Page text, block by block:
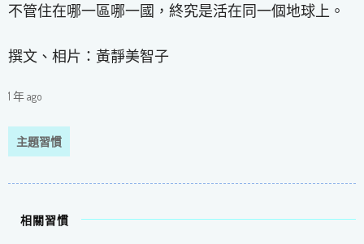
不管住在哪一區哪一國，終究是活在同一個地球上。
撰文、相片：黃靜美智子
1 年 ago
主題習慣
相關習慣